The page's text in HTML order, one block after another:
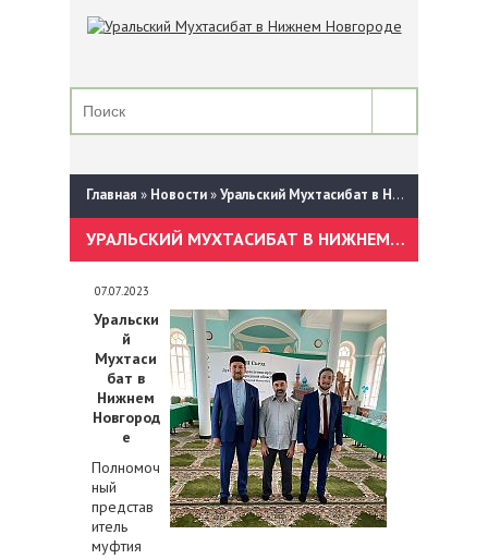
Главная » Новости»Уральский Мухтасибат в Нижнем Новгороде
УРАЛЬСКИЙ МУХТАСИБАТ В НИЖНЕМ НОВГОРОДЕ
07.07.2023
Уральски
й
Мухтаси
бат в
Нижнем
Новгород
е
Полномоч
ный
представ
итель
муфтия